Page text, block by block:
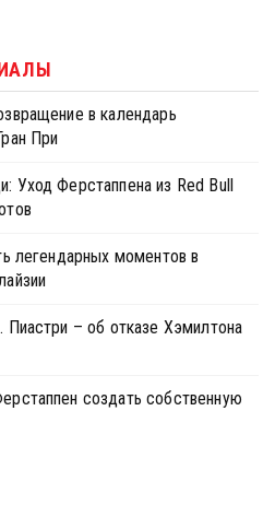
в календарь
При
Уход Ферстаппена из Red Bull
легендарных моментов в
Пиастри – об отказе Хэмилтона
создать собственную